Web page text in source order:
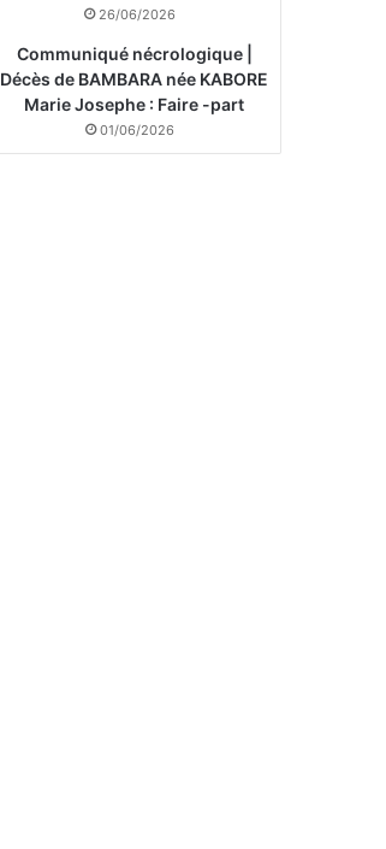
26/06/2026
Communiqué nécrologique |
Décès de BAMBARA née KABORE
Marie Josephe : Faire -part
01/06/2026